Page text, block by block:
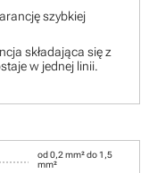
szybkiej
składająca się z
w jednej linii.
od 0,2 mm² do 1,5
mm²